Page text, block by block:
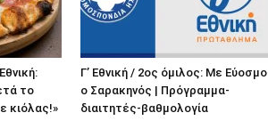
το
κιόλας!»
Γ’ Εθνική / 2ος όμιλος: Με Εύοσμο
ο Σαρακηνός | Πρόγραμμα-
διαιτητές-βαθμολογία